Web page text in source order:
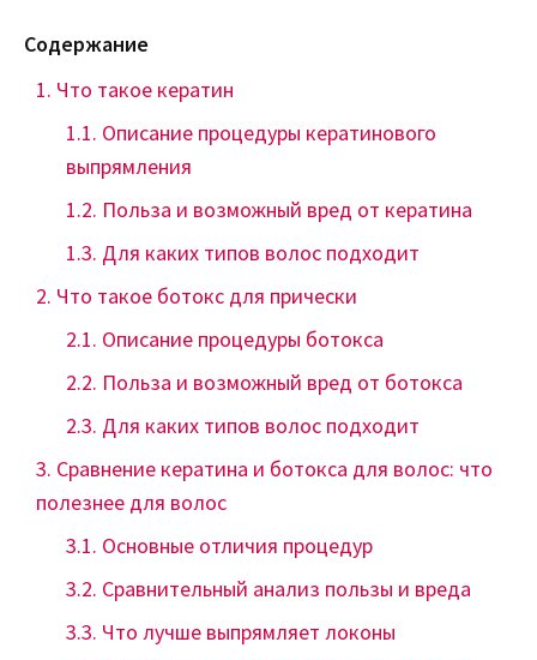
Содержание
Что такое кератин
Описание процедуры кератинового
выпрямления
Польза и возможный вред от кератина
Для каких типов волос подходит
Что такое ботокс для прически
Описание процедуры ботокса
Польза и возможный вред от ботокса
Для каких типов волос подходит
Сравнение кератина и ботокса для волос: что
полезнее для волос
Основные отличия процедур
Сравнительный анализ пользы и вреда
Что лучше выпрямляет локоны